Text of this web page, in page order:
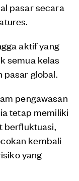
pasar secara
aktif yang
semua kelas
global.
pengawasan
tetap memiliki
berfluktuasi,
kembali
yang